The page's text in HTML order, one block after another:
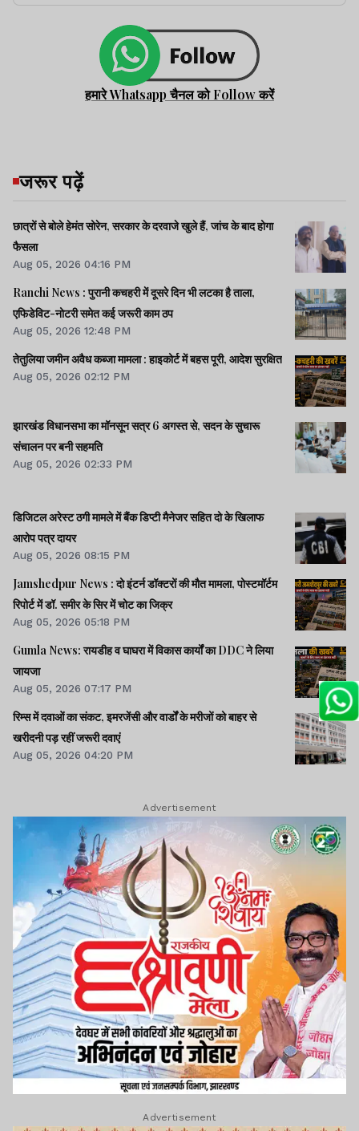
हमारे Whatsapp चैनल को Follow करें
जरूर पढ़ें
छात्रों से बोले हेमंत सोरेन, सरकार के दरवाजे खुले हैं, जांच के बाद होगा
फैसला
Aug 05, 2026 04:16 PM
Ranchi News : पुरानी कचहरी में दूसरे दिन भी लटका है ताला,
एफिडेविट-नोटरी समेत कई जरूरी काम ठप
Aug 05, 2026 12:48 PM
तेतुलिया जमीन अवैध कब्जा मामला : हाइकोर्ट में बहस पूरी, आदेश सुरक्षित
Aug 05, 2026 02:12 PM
झारखंड विधानसभा का मॉनसून सत्र 6 अगस्त से, सदन के सुचारू
संचालन पर बनी सहमति
Aug 05, 2026 02:33 PM
डिजिटल अरेस्ट ठगी मामले में बैंक डिप्टी मैनेजर सहित दो के खिलाफ
आरोप पत्र दायर
Aug 05, 2026 08:15 PM
Jamshedpur News : दो इंटर्न डॉक्टरों की मौत मामला, पोस्टमॉर्टम
रिपोर्ट में डॉ. समीर के सिर में चोट का जिक्र
Aug 05, 2026 05:18 PM
Gumla News: रायडीह व घाघरा में विकास कार्यों का DDC ने लिया
जायजा
Aug 05, 2026 07:17 PM
रिम्स में दवाओं का संकट, इमरजेंसी और वार्डों के मरीजों को बाहर से
खरीदनी पड़ रहीं जरूरी दवाएं
Aug 05, 2026 04:20 PM
Advertisement
Advertisement